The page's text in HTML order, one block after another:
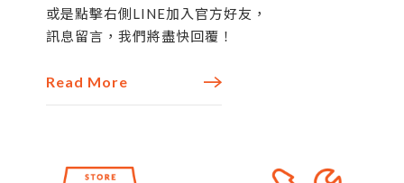
或是點擊右側LINE加入官方好友，
訊息留言，我們將盡快回覆！
Read More